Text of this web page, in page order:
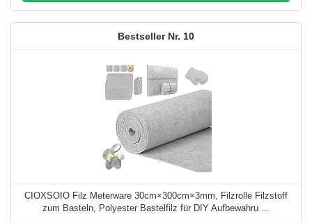
10
CIOXSOIO Filz Meterware 30cm×300cm×3mm, Filzrolle Filzstoff
zum Basteln, Polyester Bastelfilz für DIY Aufbewahru ...